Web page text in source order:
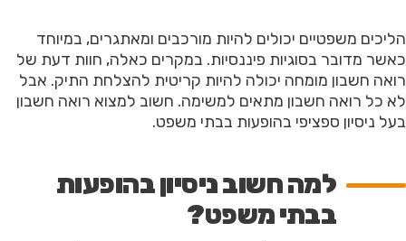
הליכים משפטיים יכולים להיות מורכבים ומאתגרים, במיוחד
כאשר מדובר בסוגיות פיננסיות. במקרים כאלה, חוות דעת של
רואה חשבון מומחה יכולה להיות קריטית להצלחת התיק. אבל
לא כל רואה חשבון מתאים למשימה. חשוב למצוא רואה חשבון
בעל ניסיון ספציפי בהופעות בבתי משפט.
למה חשוב ניסיון בהופעות
בבתי משפט?